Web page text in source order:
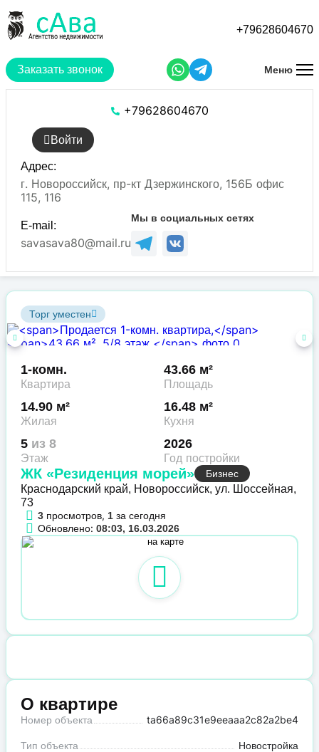
основному
Заказать звонок
+79628604670
Меню
+79628604670
Войти
Адрес:
г. Новороссийск, пр-кт Дзержинского, 156Б офис
115, 116
E-mail:
savasava80@mail.ru
Мы в социальных сетях
Торг уместен
1-комн.
Квартира
43.66 м²
Площадь
14.90 м²
Жилая
16.48 м²
Кухня
5 из 8
Этаж
2026
Год постройки
ЖК «Резиденция морей»
Бизнес
Краснодарский край, Новороссийск, ул. Шоссейная,
73
3 просмотров, 1 за сегодня
Обновлено: 08:03, 16.03.2026
О квартире
Номер объекта ta66a89c31e9eeaaa2c82a2be4
Тип объекта Новостройка